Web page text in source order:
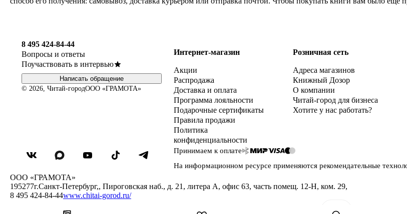
8 495 424-84-44
Вопросы и ответы
Поучаствовать в интервью
Написать обращение
© 2026, Читай-городООО «ГРАМОТА»
Интернет-магазин
Акции
Распродажа
Доставка и оплата
Программа лояльности
Подарочные сертификаты
Правила продажи
Политика
конфиденциальности
Розничная сеть
Адреса магазинов
Книжный Дозор
О компании
Читай-город для бизнеса
Хотите у нас работать?
Принимаем к оплате
На информационном ресурсе применяются рекомендательные
ООО «ГРАМОТА»
195277г.Санкт-Петербург,, Пироговская наб., д. 21, литера А, офис 63, часть помещ. 12-Н, ком. 29,
8 495 424-84-44www.chitai-gorod.ru/